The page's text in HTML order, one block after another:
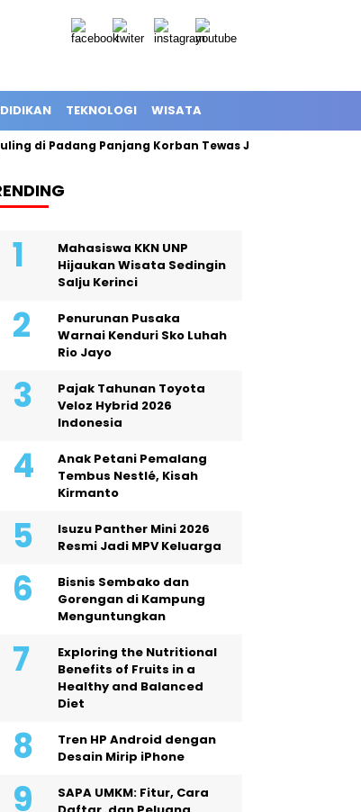
TEKNOLOGI WISATA
di Padang Panjang Korban Tewas Jadi 12 Orang
Mahasiswa KKN UNP
Hijaukan Wisata Sedingin
Salju Kerinci
Penurunan Pusaka
Warnai Kenduri Sko Luhah
Rio Jayo
Pajak Tahunan Toyota
Veloz Hybrid 2026
Indonesia
Anak Petani Pemalang
Tembus Nestlé, Kisah
Kirmanto
Isuzu Panther Mini 2026
Resmi Jadi MPV Keluarga
Bisnis Sembako dan
Gorengan di Kampung
Menguntungkan
Exploring the Nutritional
Benefits of Fruits in a
Healthy and Balanced
Diet
Tren HP Android dengan
Desain Mirip iPhone
SAPA UMKM: Fitur, Cara